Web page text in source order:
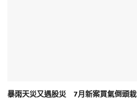
暴雨天災又遇股災 7月新案買氣倒頭栽